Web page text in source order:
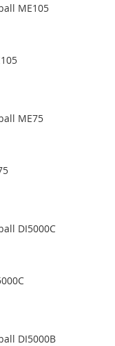
ME105
ME75
DI5000C
DI5000B